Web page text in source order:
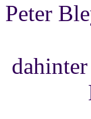
Peter